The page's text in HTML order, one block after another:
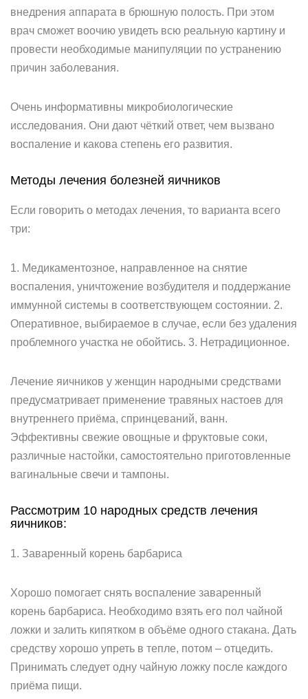
внедрения аппарата в брюшную полость. При этом
врач сможет воочию увидеть всю реальную картину и
провести необходимые манипуляции по устранению
причин заболевания.
Очень информативны микробиологические
исследования. Они дают чёткий ответ, чем вызвано
воспаление и какова степень его развития.
Методы лечения болезней яичников
Если говорить о методах лечения, то варианта всего
три:
1. Медикаментозное, направленное на снятие
воспаления, уничтожение возбудителя и поддержание
иммунной системы в соответствующем состоянии. 2.
Оперативное, выбираемое в случае, если без удаления
проблемного участка не обойтись. 3. Нетрадиционное.
Лечение яичников у женщин народными средствами
предусматривает применение травяных настоев для
внутреннего приёма, спринцеваний, ванн.
Эффективны свежие овощные и фруктовые соки,
различные настойки, самостоятельно приготовленные
вагинальные свечи и тампоны.
Рассмотрим 10 народных средств лечения
яичников:
1. Заваренный корень барбариса
Хорошо помогает снять воспаление заваренный
корень барбариса. Необходимо взять его пол чайной
ложки и залить кипятком в объёме одного стакана. Дать
средству хорошо упреть в тепле, потом – отцедить.
Принимать следует одну чайную ложку после каждого
приёма пищи.